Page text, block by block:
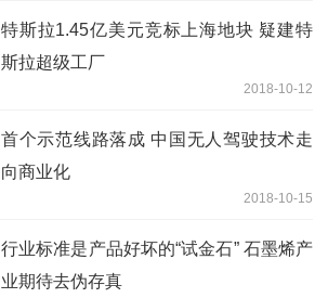
特斯拉1.45亿美元竞标上海地块 疑建特
斯拉超级工厂
2018-10-12
首个示范线路落成 中国无人驾驶技术走
向商业化
2018-10-15
行业标准是产品好坏的“试金石” 石墨烯产
业期待去伪存真